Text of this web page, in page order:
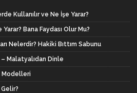
Kullanılır ve Ne İşe Yarar?
Bana Faydası Olur Mu?
Nelerdir? Hakiki Bıttım Sabunu
– Malatyalıdan Dinle
Modelleri